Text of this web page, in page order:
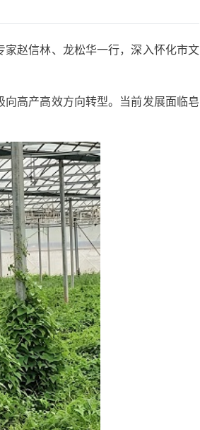
赵信林、龙松华一行，深入怀化市文
高产高效方向转型。当前发展面临皂